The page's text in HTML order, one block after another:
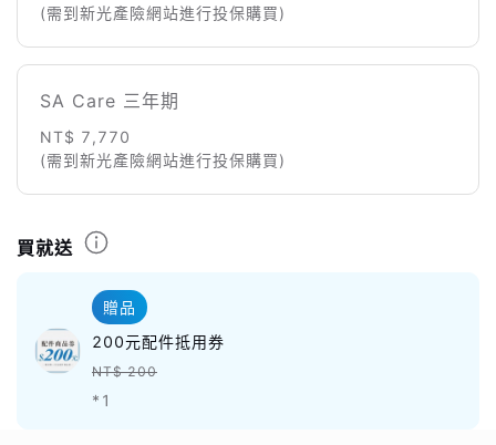
(需到新光產險網站進行投保購買)
SA Care 三年期
NT$ 7,770
(需到新光產險網站進行投保購買)
買就送
贈品
200元配件抵用券
NT$ 200
*1